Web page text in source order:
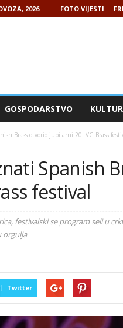
2026 FOTO VIJESTI
GOSPODARSTVO
Brass otvorio jubilarni 20. VG Brass
Spanish
festival
festivalski se program seli u
orgulja
Twitter